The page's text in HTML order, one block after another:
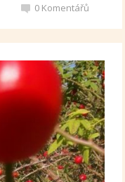
0 Komentářů